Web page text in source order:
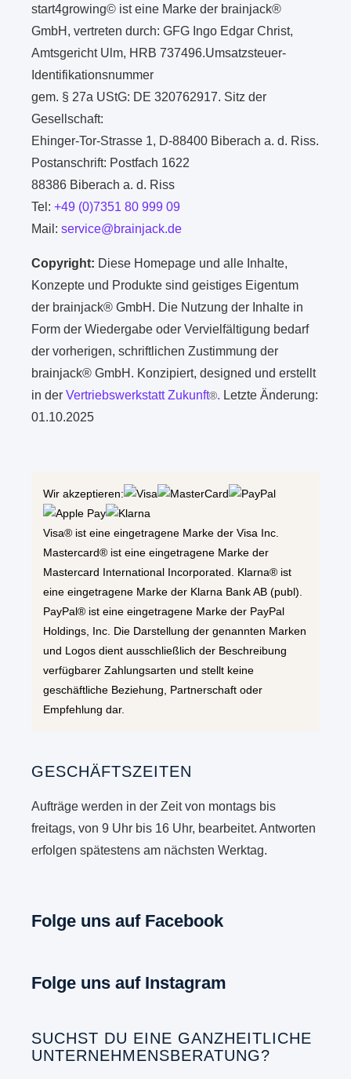
start4growing© ist eine Marke der brainjack®
GmbH, vertreten durch: GFG Ingo Edgar Christ,
Amtsgericht Ulm, HRB 737496.Umsatzsteuer-
Identifikationsnummer
gem. § 27a UStG: DE 320762917. Sitz der
Gesellschaft:
Ehinger-Tor-Strasse 1, D-88400 Biberach a. d. Riss.
Postanschrift: Postfach 1622
88386 Biberach a. d. Riss
Tel:+49 (0)7351 80 999 09
Mail:service@brainjack.de
Copyright: Diese Homepage und alle Inhalte,
Konzepte und Produkte sind geistiges Eigentum
der brainjack® GmbH. Die Nutzung der Inhalte in
Form der Wiedergabe oder Vervielfältigung bedarf
der vorherigen, schriftlichen Zustimmung der
brainjack® GmbH. Konzipiert, designed und erstellt
in derVertriebswerkstatt Zukunft®. Letzte Änderung:
01.10.2025
Wir akzeptieren:
Visa® ist eine eingetragene Marke der Visa Inc.
Mastercard® ist eine eingetragene Marke der
Mastercard International Incorporated. Klarna® ist
eine eingetragene Marke der Klarna Bank AB (publ).
PayPal® ist eine eingetragene Marke der PayPal
Holdings, Inc. Die Darstellung der genannten Marken
und Logos dient ausschließlich der Beschreibung
verfügbarer Zahlungsarten und stellt keine
geschäftliche Beziehung, Partnerschaft oder
Empfehlung dar.
GESCHÄFTSZEITEN
Aufträge werden in der Zeit von montags bis
freitags, von 9 Uhr bis 16 Uhr, bearbeitet. Antworten
erfolgen spätestens am nächsten Werktag.
Folge uns auf Facebook
Folge uns auf Instagram
SUCHST DU EINE GANZHEITLICHE
UNTERNEHMENSBERATUNG?